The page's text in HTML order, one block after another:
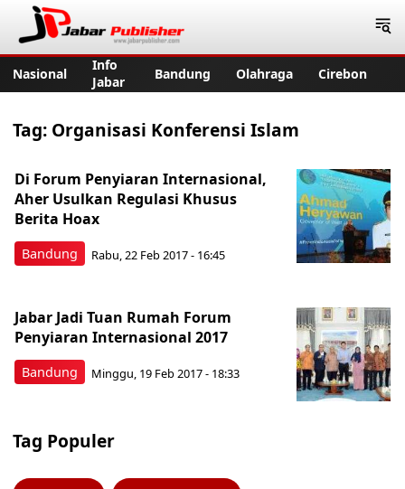
Nasional
Info
Jabar
Bandung Olahraga Cirebon
Tag: Organisasi Konferensi Islam
Bandung
Di Forum Penyiaran Internasional,
Aher Usulkan Regulasi Khusus
Berita Hoax
Rabu, 22 Feb 2017 - 16:45
Bandung
Jabar Jadi Tuan Rumah Forum
Penyiaran Internasional 2017
Minggu, 19 Feb 2017 - 18:33
Tag Populer